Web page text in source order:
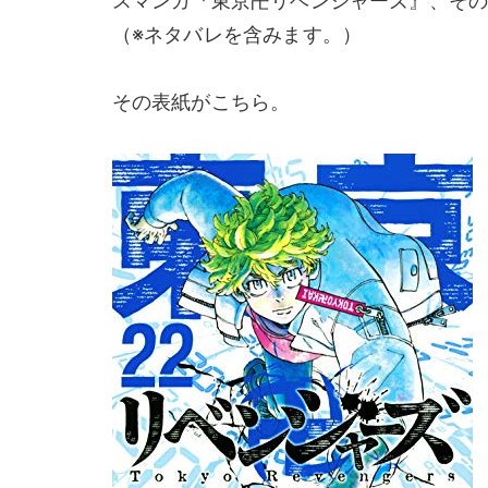
（※ネタバレを含みます。）
その表紙がこちら。